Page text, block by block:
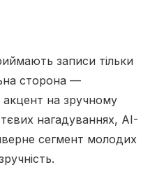
записи тільки
сторона —
акцент на зручному
нагадуваннях, AI-
сегмент молодих